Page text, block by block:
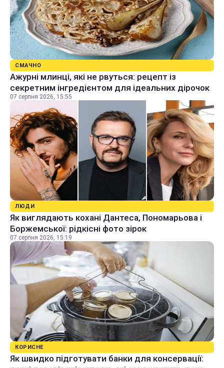
СМАЧНО
Ажурні млинці, які не рвуться: рецепт із
секретним інгредієнтом для ідеальних дірочок
07 серпня 2026, 15:55
ЛЮДИ
Як виглядають кохані Дантеса, Пономарьова і
Боржемської: рідкісні фото зірок
07 серпня 2026, 15:19
КОРИСНЕ
Як швидко підготувати банки для консервації: